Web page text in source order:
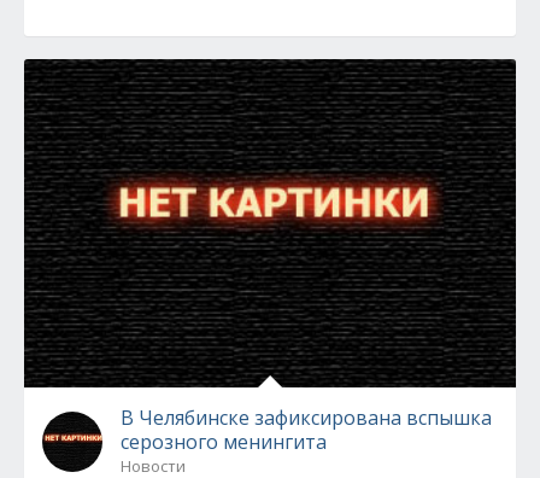
В Челябинске зафиксирована вспышка
серозного менингита
Новости